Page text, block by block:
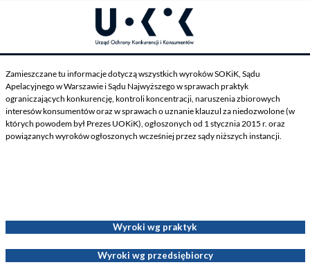
Zamieszczane tu informacje dotyczą wszystkich wyroków SOKiK, Sądu
Apelacyjnego w Warszawie i Sądu Najwyższego w sprawach praktyk
ograniczających konkurencję, kontroli koncentracji, naruszenia zbiorowych
interesów konsumentów oraz w sprawach o uznanie klauzul za niedozwolone (w
których powodem był Prezes UOKiK), ogłoszonych od 1 stycznia 2015 r. oraz
powiązanych wyroków ogłoszonych wcześniej przez sądy niższych instancji.
Wyroki wg praktyk
Wyroki wg przedsiębiorcy